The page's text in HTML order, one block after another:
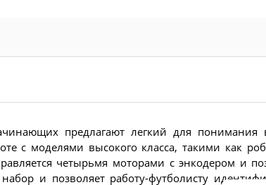
предлагают легкий для понимания
с моделями высокого класса, такими как
четырьмя моторами с энкодером и
и позволяет работу-футболисту